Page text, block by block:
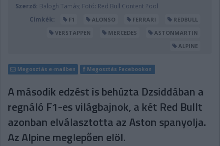
Szerző: Balogh Tamás; Fotó: Red Bull Content Pool
Címkék:
F1 ALONSO FERRARI
REDBULL
VERSTAPPEN
MERCEDES
ASTONMARTIN
ALPINE
Megosztás e-mailben Megosztás Facebookon
A második edzést is behúzta Dzsiddában a
regnáló F1-es világbajnok, a két Red Bullt
azonban elválasztotta az Aston spanyolja.
Az Alpine meglepően elöl.